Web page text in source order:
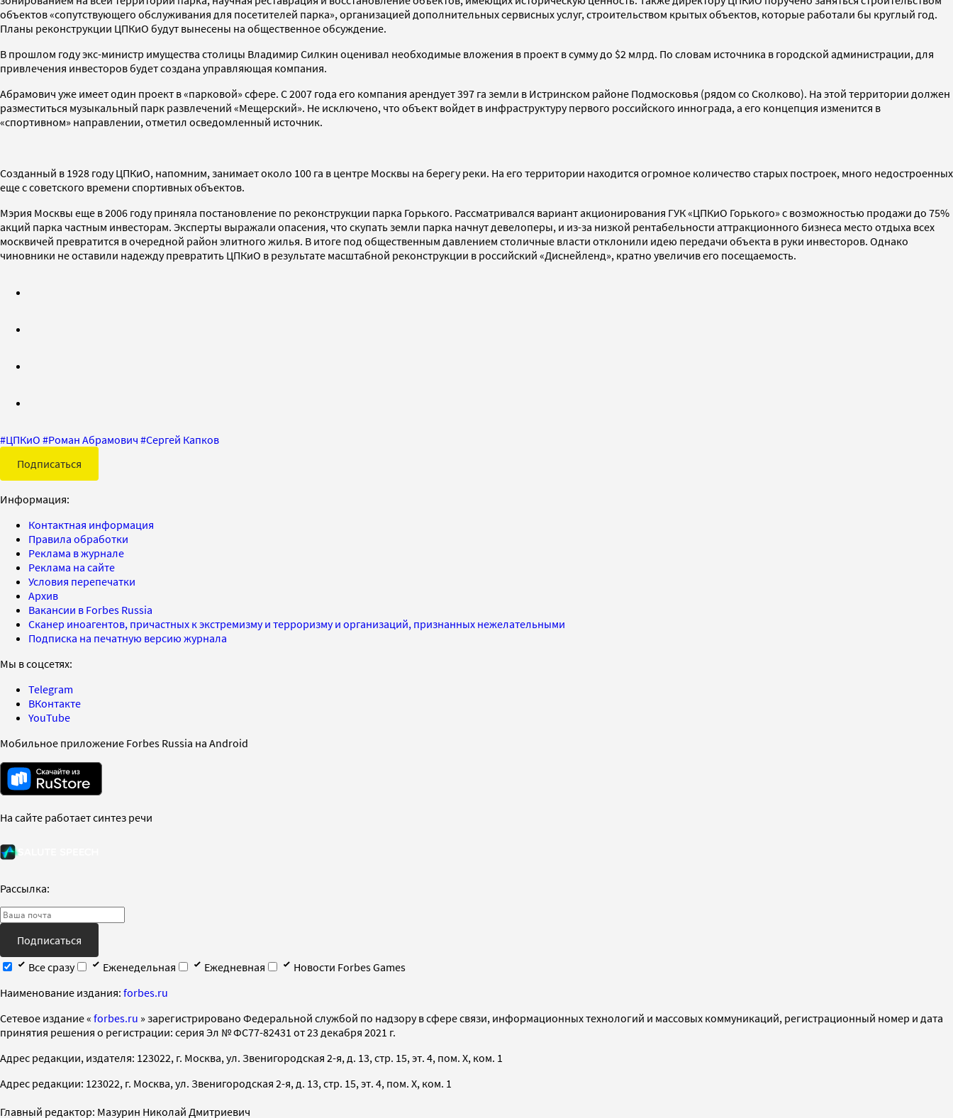
объектов «сопутствующего обслуживания для посетителей парка», организацией дополнительных сервисных услуг, строительством крытых объектов, которые работали бы круглый год.
Планы реконструкции ЦПКиО будут вынесены на общественное обсуждение.
В прошлом году экс-министр имущества столицы Владимир Силкин оценивал необходимые вложения в проект в сумму до $2 млрд. По словам источника в городской администрации, для
привлечения инвесторов будет создана управляющая компания.
Абрамович уже имеет один проект в «парковой» сфере. С 2007 года его компания арендует 397 га земли в Истринском районе Подмосковья (рядом со Сколково). На этой территории должен
разместиться музыкальный парк развлечений «Мещерский». Не исключено, что объект войдет в инфраструктуру первого российского иннограда, а его концепция изменится в
«спортивном» направлении, отметил осведомленный источник.
Созданный в 1928 году ЦПКиО, напомним, занимает около 100 га в центре Москвы на берегу реки. На его территории находится огромное количество старых построек, много недостроенных
еще с советского времени спортивных объектов.
Мэрия Москвы еще в 2006 году приняла постановление по реконструкции парка Горького. Рассматривался вариант акционирования ГУК «ЦПКиО Горького» с возможностью продажи до 75%
акций парка частным инвесторам. Эксперты выражали опасения, что скупать земли парка начнут девелоперы, и из-за низкой рентабельности аттракционного бизнеса место отдыха всех
москвичей превратится в очередной район элитного жилья. В итоге под общественным давлением столичные власти отклонили идею передачи объекта в руки инвесторов. Однако
чиновники не оставили надежду превратить ЦПКиО в результате масштабной реконструкции в российский «Диснейленд», кратно увеличив его посещаемость.
#ЦПКиО #Роман Абрамович #Сергей Капков
Подписаться
Информация:
Контактная информация
Правила обработки
Реклама в журнале
Реклама на сайте
Условия перепечатки
Архив
Вакансии в Forbes Russia
Сканер иноагентов, причастных к экстремизму и терроризму и организаций, признанных нежелательными
Подписка на печатную версию журнала
Мы в соцсетях:
Telegram
ВКонтакте
YouTube
Мобильное приложение Forbes Russia на Android
На сайте работает синтез речи
Рассылка:
Подписаться
Все сразу
Еженедельная Ежедневная
Новости Forbes Games
Наименование издания: forbes.ru
Cетевое издание « forbes.ru » зарегистрировано Федеральной службой по надзору в сфере связи, информационных технологий и массовых коммуникаций, регистрационный номер и дата
принятия решения о регистрации: серия Эл № ФС77-82431 от 23 декабря 2021 г.
Адрес редакции, издателя: 123022, г. Москва, ул. Звенигородская 2-я, д. 13, стр. 15, эт. 4, пом. X, ком. 1
Адрес редакции: 123022, г. Москва, ул. Звенигородская 2-я, д. 13, стр. 15, эт. 4, пом. X, ком. 1
Главный редактор: Мазурин Николай Дмитриевич